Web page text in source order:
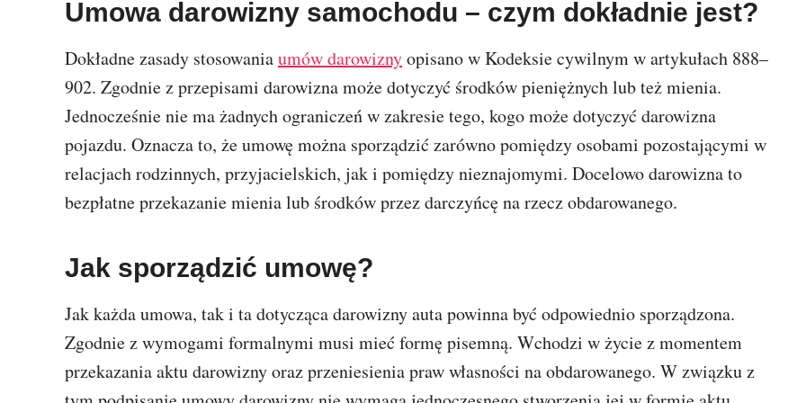
Umowa darowizny samochodu – czym dokładnie jest?
Dokładne zasady stosowaniaumów darowiznyopisano w Kodeksie cywilnym w artykułach 888–
902. Zgodnie z przepisami darowizna może dotyczyć środków pieniężnych lub też mienia.
Jednocześnie nie ma żadnych ograniczeń w zakresie tego, kogo może dotyczyć darowizna
pojazdu. Oznacza to, że umowę można sporządzić zarówno pomiędzy osobami pozostającymi w
relacjach rodzinnych, przyjacielskich, jak i pomiędzy nieznajomymi. Docelowo darowizna to
bezpłatne przekazanie mienia lub środków przez darczyńcę na rzecz obdarowanego.
Jak sporządzić umowę?
Jak każda umowa, tak i ta dotycząca darowizny auta powinna być odpowiednio sporządzona.
Zgodnie z wymogami formalnymi musi mieć formę pisemną. Wchodzi w życie z momentem
przekazania aktu darowizny oraz przeniesienia praw własności na obdarowanego. W związku z